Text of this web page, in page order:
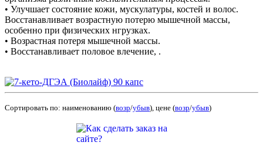
• Улучшает состояние кожи, мускулатуры, костей и волос.
Восстанавливает возрастную потерю мышечной массы,
особенно при физических нгрузках.
• Возрастная потеря мышечной массы.
• Восстанавливает половое влечение, .
Сортировать по: наименованию (возр/убыв), цене (возр/убыв)